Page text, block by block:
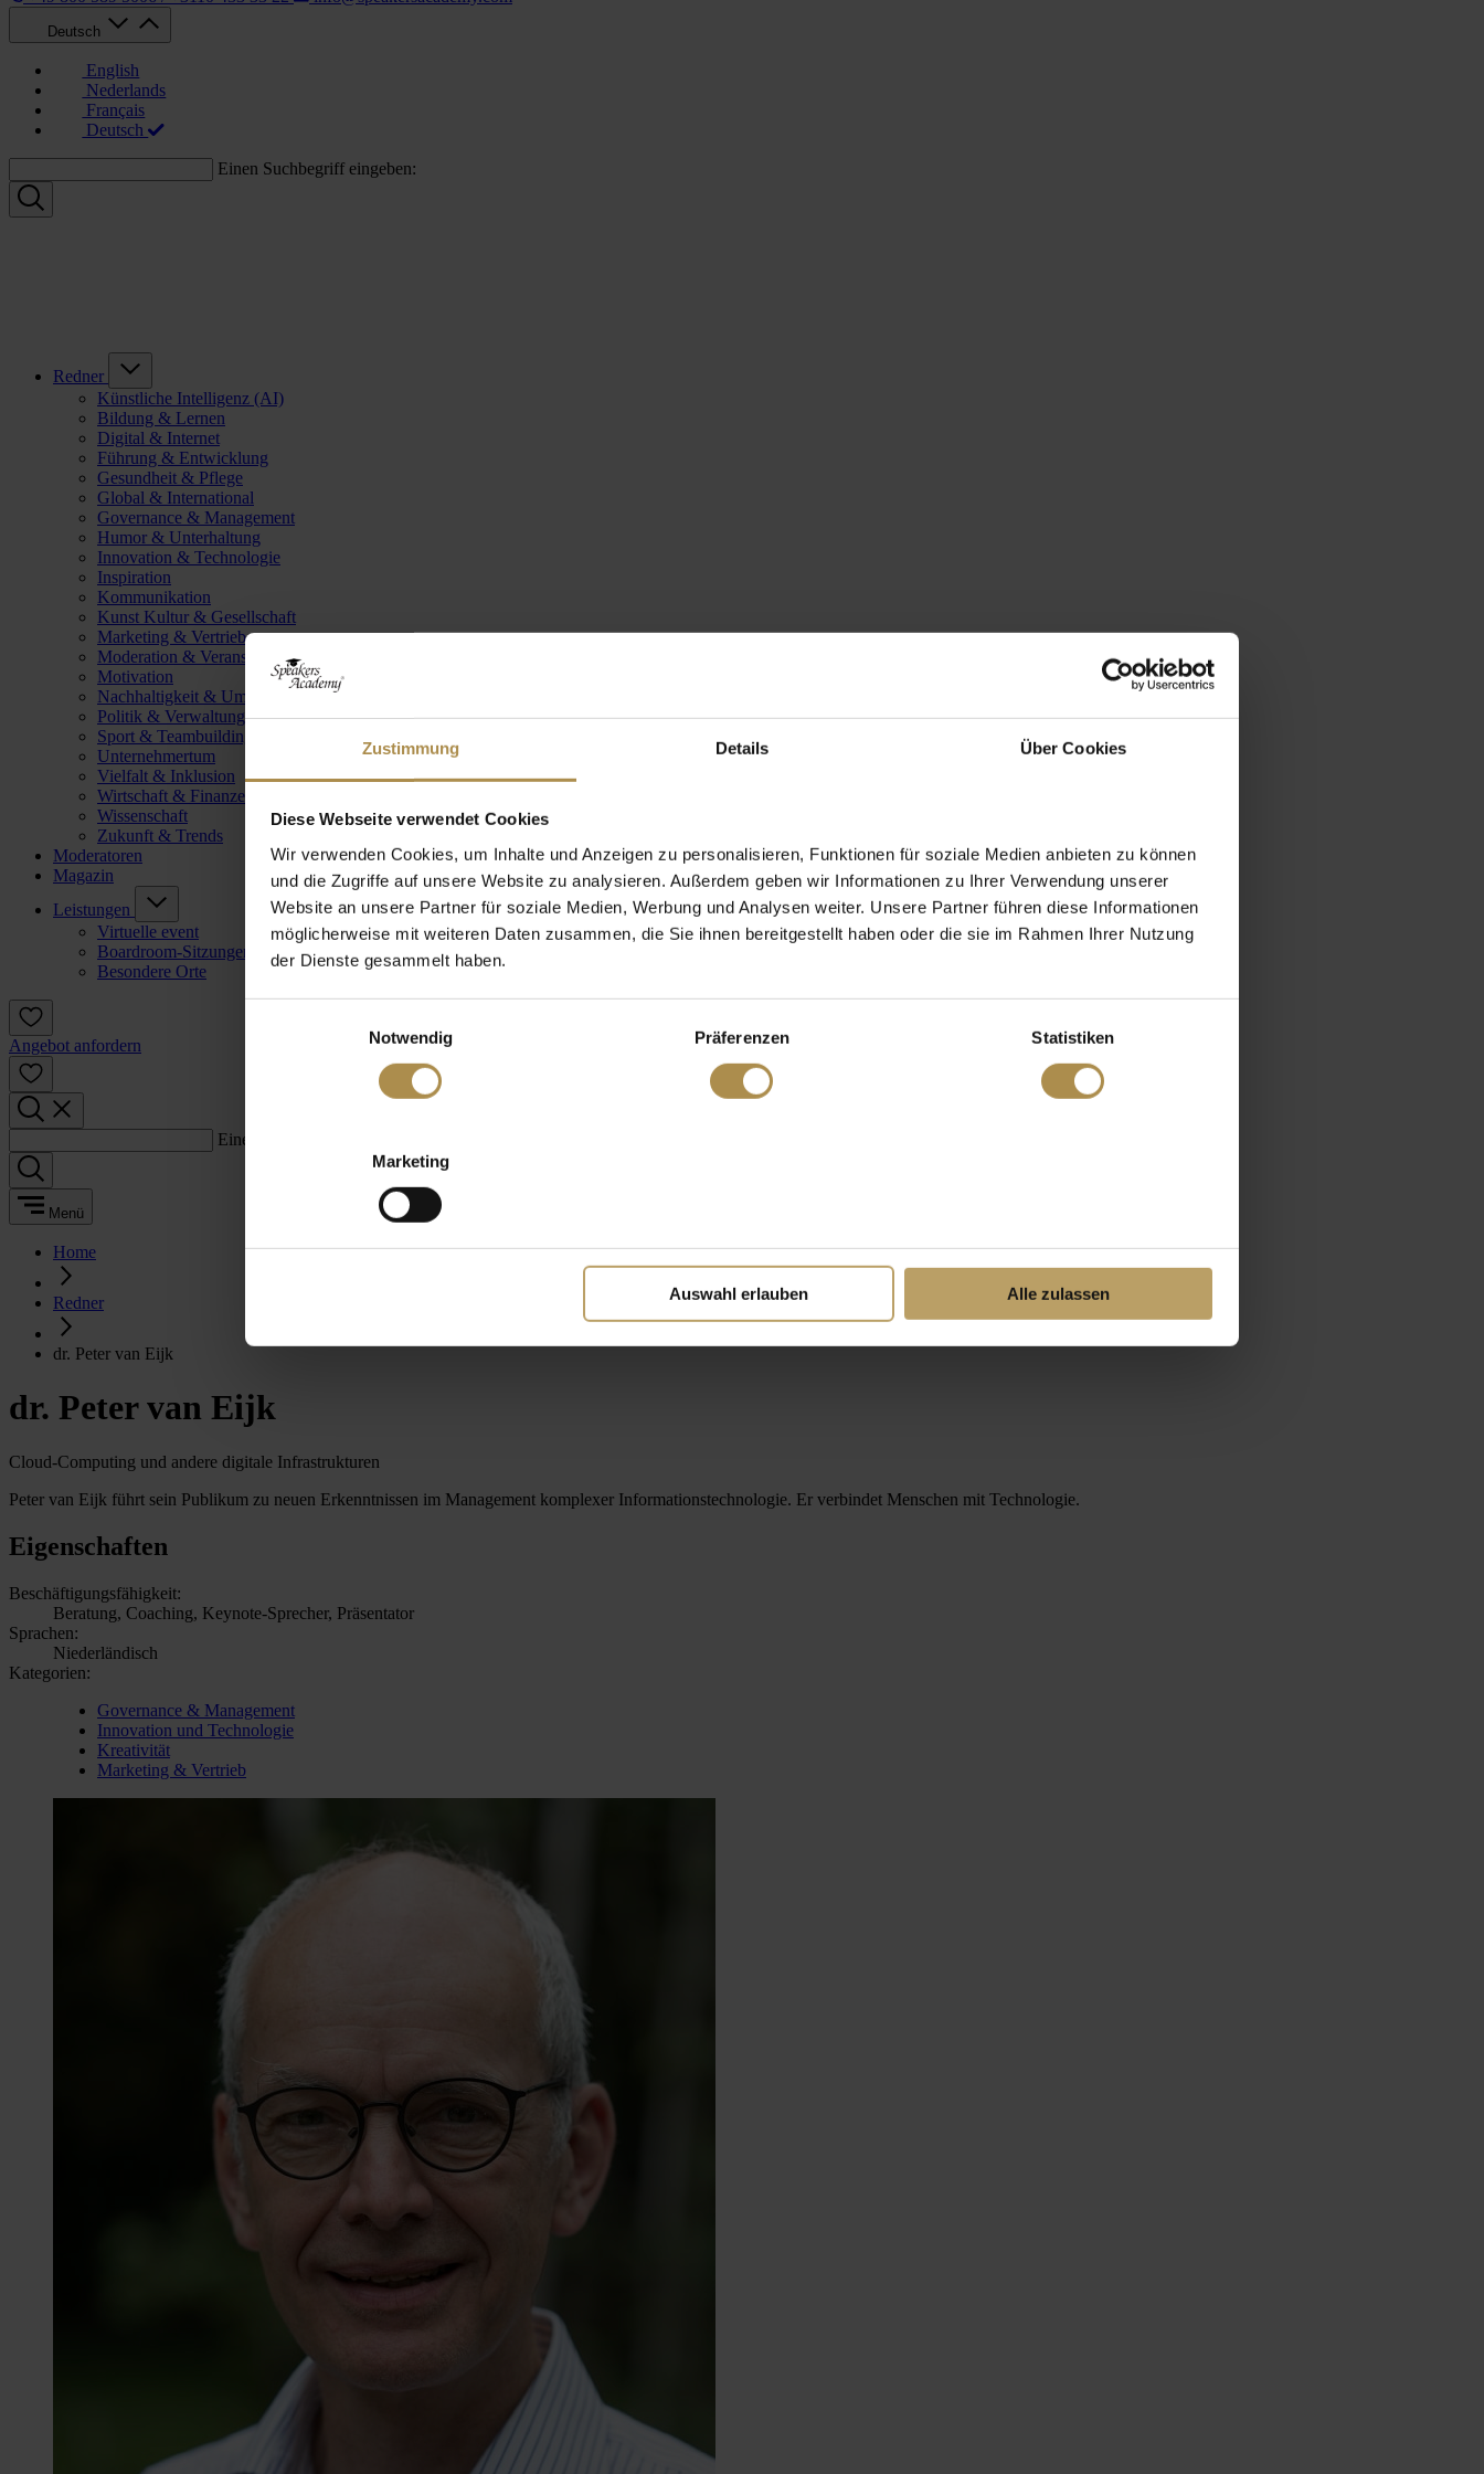
Zustimmung Details Über Cookies
Diese Webseite verwendet Cookies
Wir verwenden Cookies, um Inhalte und Anzeigen zu personalisieren, Funktionen für soziale Medien anbieten zu können
und die Zugriffe auf unsere Website zu analysieren. Außerdem geben wir Informationen zu Ihrer Verwendung unserer
Website an unsere Partner für soziale Medien, Werbung und Analysen weiter. Unsere Partner führen diese Informationen
möglicherweise mit weiteren Daten zusammen, die Sie ihnen bereitgestellt haben oder die sie im Rahmen Ihrer Nutzung
der Dienste gesammelt haben.
Notwendig
Präferenzen Statistiken
Marketing
Auswahl erlauben Alle zulassen
Deutsch
English
Nederlands
Français
Deutsch
Einen Suchbegriff eingeben:
Redner
Künstliche Intelligenz (AI)
Bildung & Lernen
Digital & Internet
Führung & Entwicklung
Gesundheit & Pflege
Global & International
Governance & Management
Humor & Unterhaltung
Innovation & Technologie
Inspiration
Kommunikation
Kunst Kultur & Gesellschaft
Marketing & Vertrieb
Moderation & Veranstaltungsleitung
Motivation
Nachhaltigkeit & Umwelt
Politik & Verwaltung
Sport & Teambuilding
Unternehmertum
Vielfalt & Inklusion
Wirtschaft & Finanzen
Wissenschaft
Zukunft & Trends
Moderatoren
Magazin
Leistungen
Virtuelle event
Boardroom-Sitzungen
Besondere Orte
Angebot anfordern
Einen Suchbegriff eingeben:
Menü
Home
Redner
dr. Peter van Eijk
dr. Peter van Eijk
Cloud-Computing und andere digitale Infrastrukturen
Peter van Eijk führt sein Publikum zu neuen Erkenntnissen im Management komplexer Informationstechnologie. Er verbindet Menschen mit Technologie.
Eigenschaften
Beschäftigungsfähigkeit:
Beratung, Coaching, Keynote-Sprecher, Präsentator
Sprachen:
Niederländisch
Kategorien:
Governance & Management
Innovation und Technologie
Kreativität
Marketing & Vertrieb